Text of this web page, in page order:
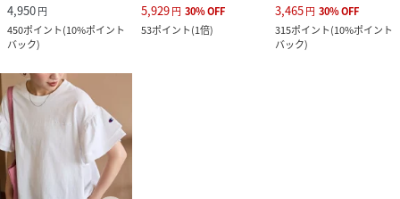
4,950円
450ポイント(10%ポイント
バック)
5,929円 30%OFF
53ポイント(1倍)
3,465円 30%OFF
315ポイント(10%ポイント
バック)